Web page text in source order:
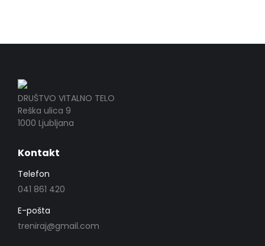
DRUŠTVO VITALNO TELO
Reška ulica 9
1000 Ljubljana
Kontakt
Telefon
041 861 420
E-pošta
treniraj@gmail.com